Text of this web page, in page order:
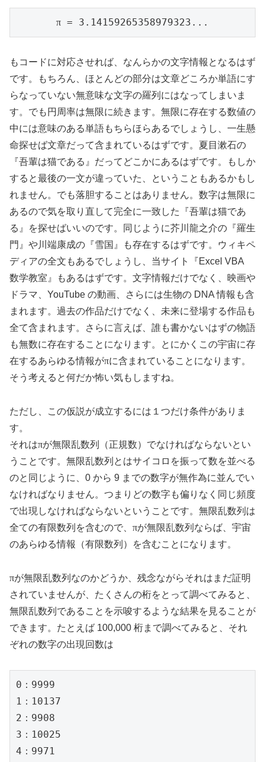
π = 3.14159265358979323...
もコードに対応させれば、なんらかの文字情報となるはず
です。もちろん、ほとんどの部分は文章どころか単語にす
らなっていない無意味な文字の羅列にはなってしまいま
す。でも円周率は無限に続きます。無限に存在する数値の
中には意味のある単語もちらほらあるでしょうし、一生懸
命探せば文章だって含まれているはずです。夏目漱石の
『吾輩は猫である』だってどこかにあるはずです。もしか
すると最後の一文が違っていた、ということもあるかもし
れません。でも落胆することはありません。数字は無限に
あるので気を取り直して完全に一致した『吾輩は猫であ
る』を探せばいいのです。同じように芥川龍之介の『羅生
門』や川端康成の『雪国』も存在するはずです。ウィキペ
ディアの全文もあるでしょうし、当サイト『Excel VBA
数学教室』もあるはずです。文字情報だけでなく、映画や
ドラマ、YouTube の動画、さらには生物の DNA 情報も含
まれます。過去の作品だけでなく、未来に登場する作品も
全て含まれます。さらに言えば、誰も書かないはずの物語
も無数に存在することになります。とにかくこの宇宙に存
在するあらゆる情報がπに含まれていることになります。
そう考えると何だか怖い気もしますね。
ただし、この仮説が成立するには１つだけ条件がありま
す。
それはπが無限乱数列（正規数）でなければならないとい
うことです。無限乱数列とはサイコロを振って数を並べる
のと同じように、0 から 9 までの数字が無作為に並んでい
なければなりません。つまりどの数字も偏りなく同じ頻度
で出現しなければならないということです。無限乱数列は
全ての有限数列を含むので、 πが無限乱数列ならば、宇宙
のあらゆる情報（有限数列）を含むことになります。
πが無限乱数列なのかどうか、残念ながらそれはまだ証明
されていませんが、たくさんの桁をとって調べてみると、
無限乱数列であることを示唆するような結果を見ることが
できます。たとえば 100,000 桁まで調べてみると、それ
ぞれの数字の出現回数は
0：9999
1：10137
2：9908
3：10025
4：9971